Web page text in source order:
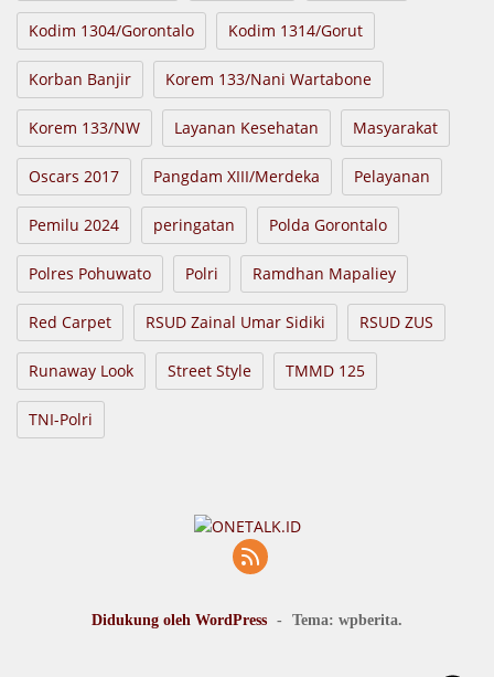
Kodim 1304/Gorontalo Kodim 1314/Gorut
Korban Banjir Korem 133/Nani Wartabone
Korem 133/NW Layanan Kesehatan Masyarakat
Oscars 2017 Pangdam XIII/Merdeka Pelayanan
Pemilu 2024 peringatan Polda Gorontalo
Polres Pohuwato Polri Ramdhan Mapaliey
Red Carpet RSUD Zainal Umar Sidiki RSUD ZUS
Runaway Look Street Style TMMD 125
TNI-Polri
Didukung oleh WordPress - Tema: wpberita.